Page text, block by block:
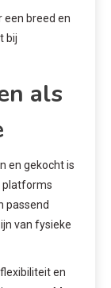
breed en
bij
als
en gekocht is
platforms
passend
van fysieke
en